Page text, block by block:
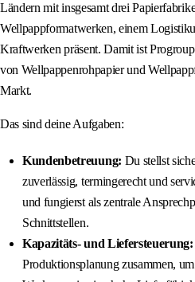
Ländern mit insgesamt drei
Wellpappformatwerken, einem
Kraftwerken präsent. Damit ist
von Wellpappenrohpapier und
Markt.
Das sind deine Aufgaben:
Kundenbetreuung: Du stellst
zuverlässig, termingerecht und
und fungierst als zentrale
Schnittstellen.
Kapazitäts- und Liefersteuerung:
Produktionsplanung zusammen,